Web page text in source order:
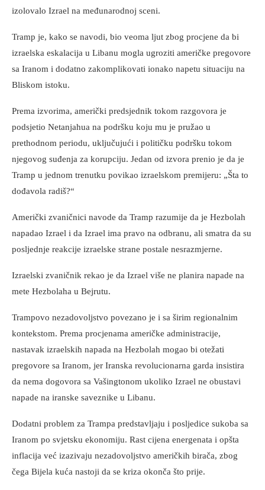
izolovalo Izrael na međunarodnoj sceni.
Tramp je, kako se navodi, bio veoma ljut zbog procjene da bi
izraelska eskalacija u Libanu mogla ugroziti američke pregovore
sa Iranom i dodatno zakomplikovati ionako napetu situaciju na
Bliskom istoku.
Prema izvorima, američki predsjednik tokom razgovora je
podsjetio Netanjahua na podršku koju mu je pružao u
prethodnom periodu, uključujući i političku podršku tokom
njegovog suđenja za korupciju. Jedan od izvora prenio je da je
Tramp u jednom trenutku povikao izraelskom premijeru: „Šta to
dođavola radiš?“
Američki zvaničnici navode da Tramp razumije da je Hezbolah
napadao Izrael i da Izrael ima pravo na odbranu, ali smatra da su
posljednje reakcije izraelske strane postale nesrazmjerne.
Izraelski zvaničnik rekao je da Izrael više ne planira napade na
mete Hezbolaha u Bejrutu.
Trampovo nezadovoljstvo povezano je i sa širim regionalnim
kontekstom. Prema procjenama američke administracije,
nastavak izraelskih napada na Hezbolah mogao bi otežati
pregovore sa Iranom, jer Iranska revolucionarna garda insistira
da nema dogovora sa Vašingtonom ukoliko Izrael ne obustavi
napade na iranske saveznike u Libanu.
Dodatni problem za Trampa predstavljaju i posljedice sukoba sa
Iranom po svjetsku ekonomiju. Rast cijena energenata i opšta
inflacija već izazivaju nezadovoljstvo američkih birača, zbog
čega Bijela kuća nastoji da se kriza okonča što prije.